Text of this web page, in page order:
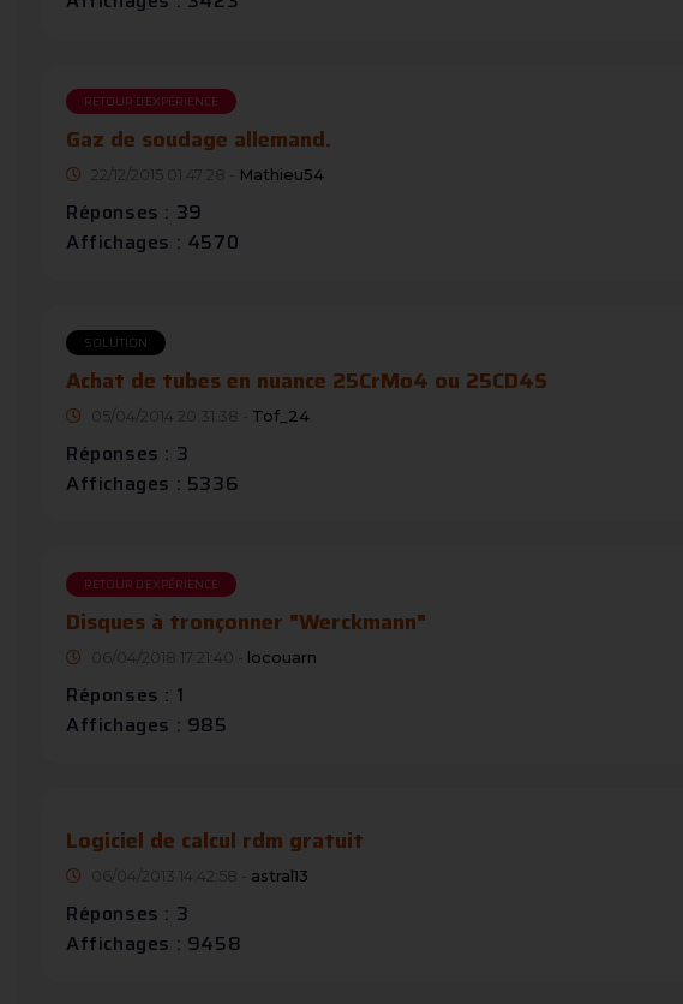
RETOUR D'EXPÉRIENCE
Gaz de soudage allemand.
22/12/2015 01:47:28 - Mathieu54
Réponses : 39
Affichages : 4570
SOLUTION
Achat de tubes en nuance 25CrMo4 ou 25CD4S
05/04/2014 20:31:38 - Tof_24
Réponses : 3
Affichages : 5336
RETOUR D'EXPÉRIENCE
Disques à tronçonner "Werckmann"
06/04/2018 17:21:40 - locouarn
Réponses : 1
Affichages : 985
Logiciel de calcul rdm gratuit
06/04/2013 14:42:58 - astral13
Réponses : 3
Affichages : 9458